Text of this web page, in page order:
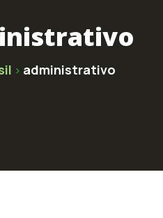
> administrativo